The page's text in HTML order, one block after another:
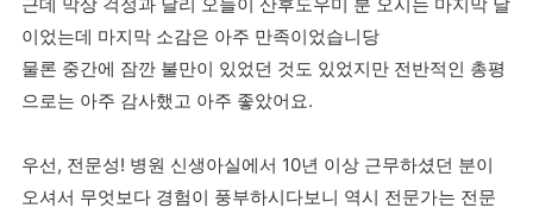
이었는데 마지막 소감은 아주 만족이었습니당
물론 중간에 잠깐 불만이 있었던 것도 있었지만 전반적인 총평
으로는 아주 감사했고 아주 좋았어요.
우선, 전문성! 병원 신생아실에서 10년 이상 근무하셨던 분이
오셔서 무엇보다 경험이 풍부하시다보니 역시 전문가는 전문